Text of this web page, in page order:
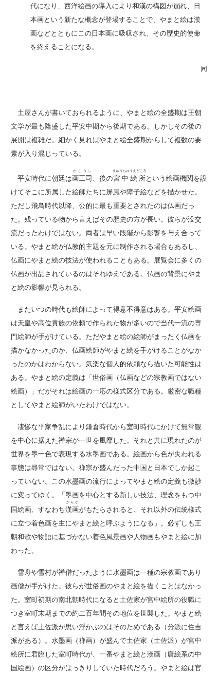
代になり、西洋絵画の導入により和漢の構図が崩れ、日
本画という新たな概念が登場することで、やまと絵は漢
画などとともにこの日本画に吸収され、その歴史的使命
を終えることになる。
同
土屋さんが書いておられるように、やまと絵の全盛期は王朝
文学が最も隆盛した平安中期から後期である。しかしその後の
展開は複雑だ。細かく見ればやまと絵全盛期からして複数の要
素が入り混じっている。
平安時代に朝廷は画工司
がこうし
、後の宮中絵所
きゅうちゅうえどころ
という絵画機関を設
けてそこに所属した絵師たちに屏風や障子絵などを描かせた。
ただし飛鳥時代以降、公的に最も重要とされたのは仏画だっ
た。残っている物から言えばその歴史の方が長い。彼らが没交
流だったわけではない。両者は早い段階から影響を与え合って
いる。やまと絵が仏教的主題を元に制作される場合もあるし、
仏画にやまと絵の技法が使われることもある。展覧会に多くの
仏画が出品されているのはそれゆえである。仏画の背景にやま
と絵の影響が見られる。
またいつの時代も絵師によって得意不得意はある。平安絵画
は天皇や高位貴族の依頼で作られた物が多いので当代一流の専
門絵師が手がけている。ただやまと絵の絵師がまったく仏画を
描かなかったのか、仏画絵師がやまと絵を手がけることがなか
ったのかはわからない。気楽な個人的依頼なら描いた可能性は
ある。やまと絵の定義は「世俗画（仏画などの宗教画ではない
絵画）」だがそれは絵画の一応の様式区分である。厳密な職種
としてやまと絵師がいたわけではない。
凄惨な平家争乱により鎌倉時代から室町時代にかけて無常観
を中心に据えた禅宗が一世を風靡した。それと共に現れたのが
世界を墨一色で表現する水墨画である。絵画から色が失われる
事態は尋常ではない。禅宗が盛んだった中国と日本でしか起こ
っていない。この水墨画の流行によってやまと絵の定義も微妙
に変ってゆく。「墨画を中心とする新しい技法、理念をもつ中
国絵画、すなわち漢画
かんが
がもたらされると、それ以外の伝統様式
に立つ着色画を主にやまと絵と呼ぶようになる」。必ずしも王
朝和歌や物語に基づかない着色風景画や人物画もやまと絵に加
わった。
雪舟や雪村が禅僧だったように水墨画は一種の宗教画であり
画僧が手がけた。彼らが世俗画のやまと絵を描くことはなかっ
た。室町初期の南北朝時代になると土佐家が宮中絵所の役職に
つき室町末期までの約二百年間その地位を世襲した。やまと絵
と言えば土佐派が思い浮かぶのはそのためである（分派に住吉
派がある）。水墨画（禅画）が盛んで土佐家（土佐派）が宮中
絵所に君臨した室町時代が、一番やまと絵と漢画（唐絵系の中
国絵画）の区分がはっきりしていた時代だろう。やまと絵は官